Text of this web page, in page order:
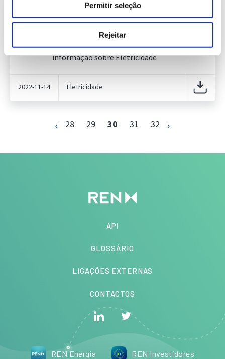
Permitir seleção
Rejeitar
Informação Semanal do Sistema
Eletroprodutor da semana 45 de
Publicação com periodicidade semanal, com
informação sobre Eletricidade
2022-11-14 Eletricidade
28 29 30 31 32
API
GLOSSÁRIO
LIGAÇÕES EXTERNAS
CONTACTOS
REN Energia REN Investidores